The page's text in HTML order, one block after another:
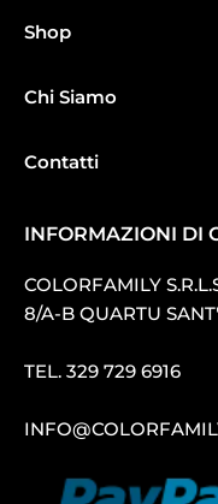
Shop
Chi Siamo
Contatti
INFORMAZIONI DI
COLORFAMILY
8/A-B QUARTU
TEL. 329 729 6916